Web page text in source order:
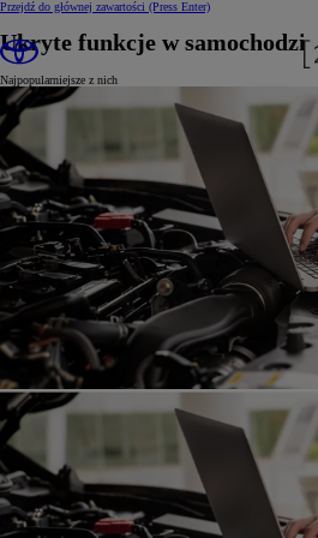
Przejdź do głównej zawartości (Press Enter)
Ukryte funkcje w samochodzie
Najpopularniejsze z nich